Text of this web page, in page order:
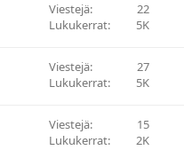
Viestejä
22
Lukukerrat
5K
Viestejä
27
Lukukerrat
5K
Viestejä
15
Lukukerrat
2K